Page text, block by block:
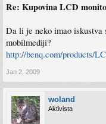
Re: Kupovina LCD
Da li je neko imao
mobilmediji?
http://benq.com/products/
Jan 2, 2009
woland
Aktivista